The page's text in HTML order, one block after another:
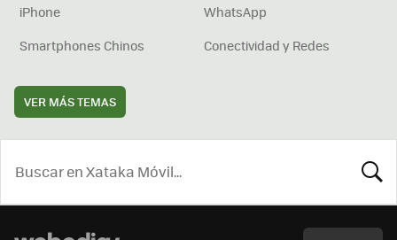
iPhone
WhatsApp
Smartphones Chinos
Conectividad y Redes
VER MÁS TEMAS